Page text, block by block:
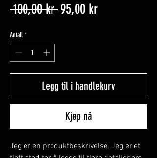
100,00 kr Vanlig
95,00 krSalgspris
Antall *
Legg til i handlekurv
Kjøp nå
Jeg er en produktbeskrivelse. Jeg er et